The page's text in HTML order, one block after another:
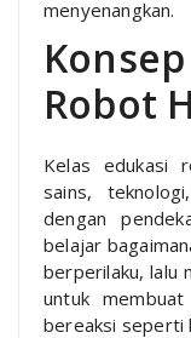
menyenangkan.
Robot
Kelas edukasi
sains,
dengan
belajar
berperilaku, lalu
untuk
bereaksi seperti